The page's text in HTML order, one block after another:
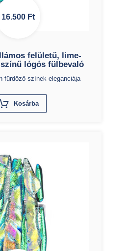
16.500 Ft
felületű, lime-
lógós fülbevaló
fürdőző színek eleganciája
KosárbaX